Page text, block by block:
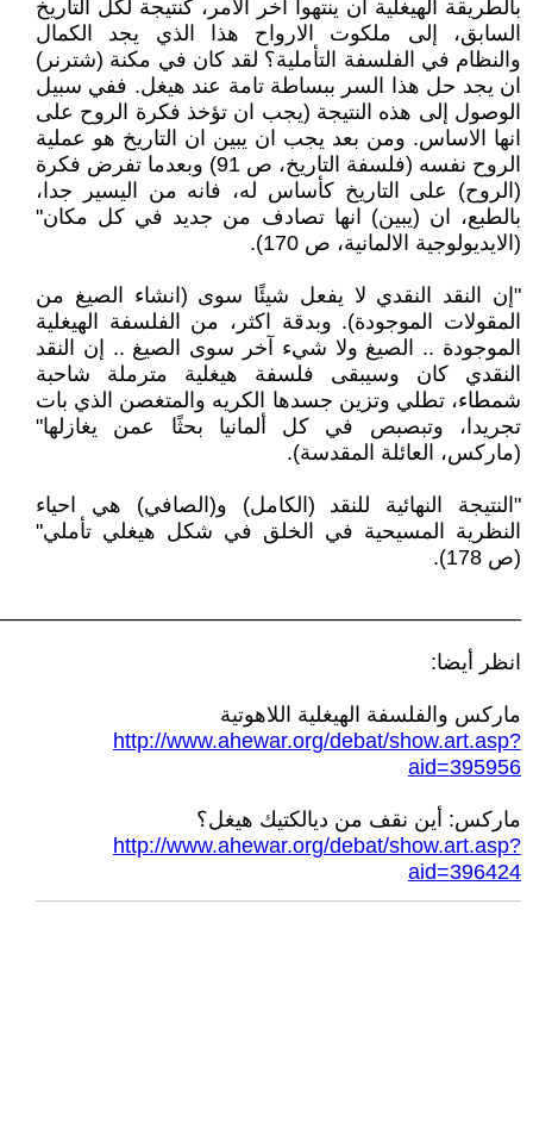
بالطريقة الهيغلية ان ينتهوا آخر الامر، كنتيجة لكل التاريخ
السابق، إلى ملكوت الارواح هذا الذي يجد الكمال
والنظام في الفلسفة التأملية؟ لقد كان في مكنة (شترنر)
ان يجد حل هذا السر ببساطة تامة عند هيغل. ففي سبيل
الوصول إلى هذه النتيجة (يجب ان تؤخذ فكرة الروح على
انها الاساس. ومن بعد يجب ان يبين ان التاريخ هو عملية
الروح نفسه (فلسفة التاريخ، ص 91) وبعدما تفرض فكرة
(الروح) على التاريخ كأساس له، فانه من اليسير جدا،
بالطبع، ان (يبين) انها تصادف من جديد في كل مكان"
(الايديولوجية الالمانية، ص 170).
"إن النقد النقدي لا يفعل شيئًا سوى (انشاء الصيغ من
المقولات الموجودة). وبدقة اكثر، من الفلسفة الهيغلية
الموجودة .. الصيغ ولا شيء آخر سوى الصيغ .. إن النقد
النقدي كان وسيبقى فلسفة هيغلية مترملة شاحبة
شمطاء، تطلي وتزين جسدها الكريه والمتغصن الذي بات
تجريدا، وتبصبص في كل ألمانيا بحثًا عمن يغازلها"
(ماركس، العائلة المقدسة).
"النتيجة النهائية للنقد (الكامل) و(الصافي) هي احياء
النظرية المسيحية في الخلق في شكل هيغلي تأملي"
(ص 178).
انظر أيضا:
ماركس والفلسفة الهيغلية اللاهوتية
http://www.ahewar.org/debat/show.art.asp?
aid=395956
ماركس: أين نقف من ديالكتيك هيغل؟
http://www.ahewar.org/debat/show.art.asp?
aid=396424